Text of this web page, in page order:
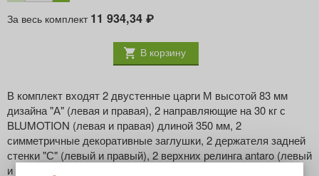
За весь комплект 11 934,34 ₽
В корзину
В комплект входят 2 двустенные царги М высотой 83 мм
дизайна "А" (левая и правая), 2 направляющие на 30 кг с
BLUMOTION (левая и правая) длиной 350 мм, 2
симметричные декоративные заглушки, 2 держателя задней
стенки "С" (левый и правый), 2 верхних релинга antaro (левый
и правый), 2 симметричные головки релинга antaro для